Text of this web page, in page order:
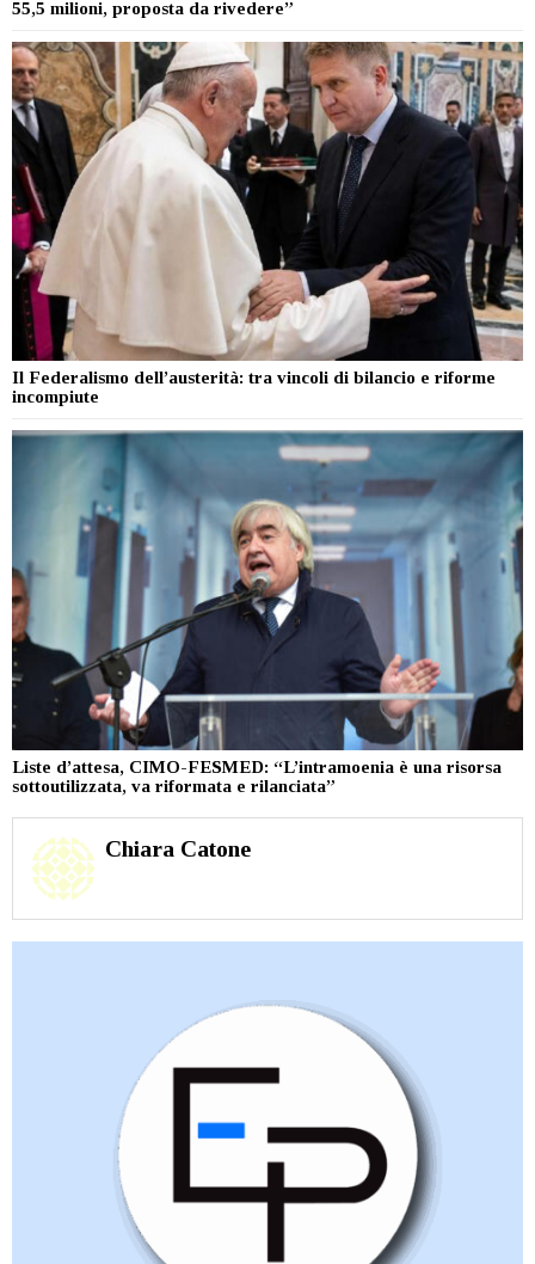
55,5 milioni, proposta da rivedere”
Il Federalismo dell’austerità: tra vincoli di bilancio e riforme
incompiute
Liste d’attesa, CIMO-FESMED: “L’intramoenia è una risorsa
sottoutilizzata, va riformata e rilanciata”
Chiara Catone